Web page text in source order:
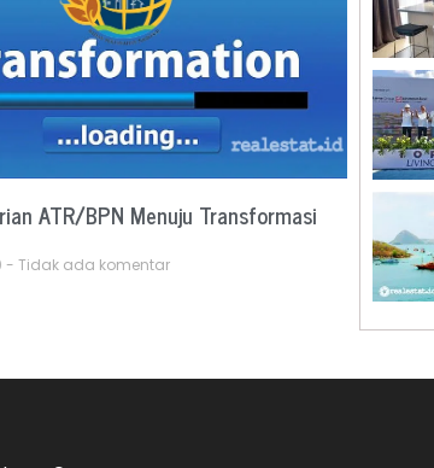
ATR/BPN Menuju Transformasi
Tidak ada komentar